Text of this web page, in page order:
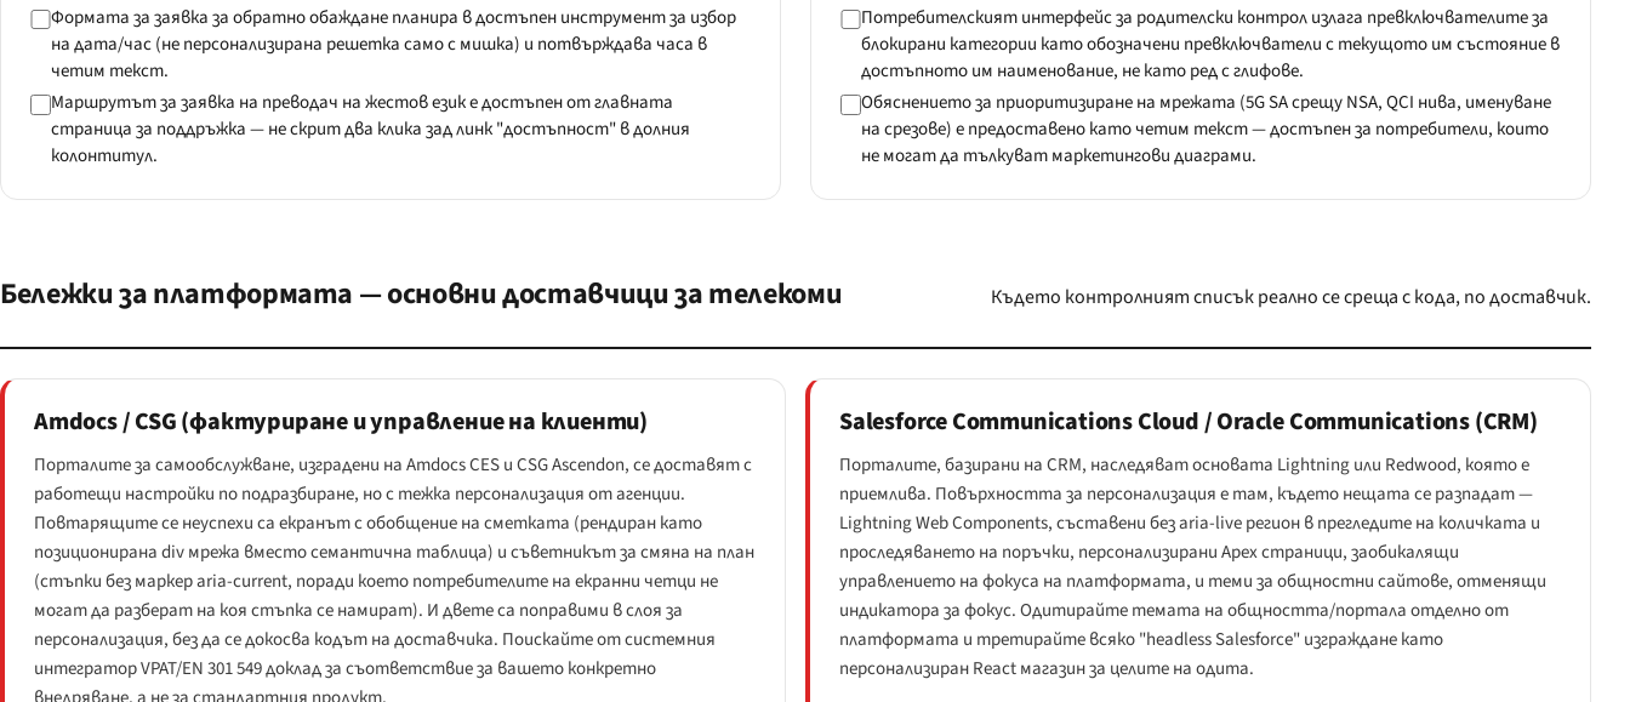
Формата за заявка за обратно обаждане планира в достъпен инструмент за избор
на дата/час (не персонализирана решетка само с мишка) и потвърждава часа в
четим текст.
Маршрутът за заявка на преводач на жестов език е достъпен от главната
страница за поддръжка — не скрит два клика зад линк "достъпност" в долния
колонтитул.
Потребителският интерфейс за родителски контрол излага превключвателите за
блокирани категории като обозначени превключватели с текущото им състояние в
достъпното им наименование, не като ред с глифове.
Обяснението за приоритизиране на мрежата (5G SA срещу NSA, QCI нива, именуване
на срезове) е предоставено като четим текст — достъпен за потребители, които
не могат да тълкуват маркетингови диаграми.
Бележки за платформата — основни доставчици за телекоми Където контролният списък реално се среща с кода, по доставчик.
Amdocs / CSG (фактуриране и управление на клиенти)
Порталите за самообслужване, изградени на Amdocs CES и CSG Ascendon, се доставят с
работещи настройки по подразбиране, но с тежка персонализация от агенции.
Повтарящите се неуспехи са екранът с обобщение на сметката (рендиран като
позиционирана div мрежа вместо семантична таблица) и съветникът за смяна на план
(стъпки без маркер aria-current, поради което потребителите на екранни четци не
могат да разберат на коя стъпка се намират). И двете са поправими в слоя за
персонализация, без да се докосва кодът на доставчика. Поискайте от системния
интегратор VPAT/EN 301 549 доклад за съответствие за вашето конкретно
Salesforce Communications Cloud / Oracle Communications (CRM)
Порталите, базирани на CRM, наследяват основата Lightning или Redwood, която е
приемлива. Повърхността за персонализация е там, където нещата се разпадат —
Lightning Web Components, съставени без aria-live регион в прегледите на количката и
проследяването на поръчки, персонализирани Apex страници, заобикалящи
управлението на фокуса на платформата, и теми за общностни сайтове, отменящи
индикатора за фокус. Одитирайте темата на общността/портала отделно от
платформата и третирайте всяко "headless Salesforce" изграждане като
персонализиран React магазин за целите на одита.